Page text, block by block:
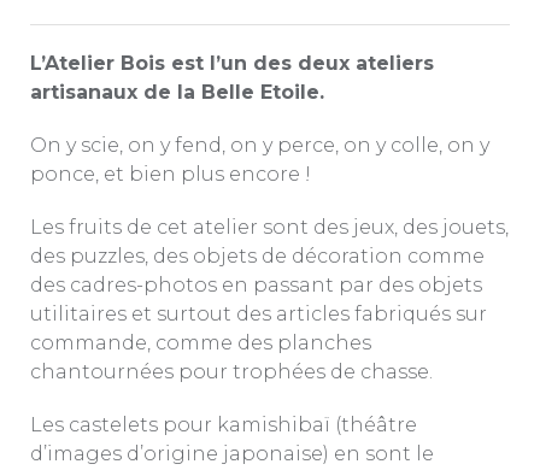
L’Atelier Bois est l’un des deux ateliers
artisanaux de la Belle Etoile.
On y scie, on y fend, on y perce, on y colle, on y
ponce, et bien plus encore !
Les fruits de cet atelier sont des jeux, des jouets,
des puzzles, des objets de décoration comme
des cadres-photos en passant par des objets
utilitaires et surtout des articles fabriqués sur
commande, comme des planches
chantournées pour trophées de chasse.
Les castelets pour kamishibaï (théâtre
d’images d’origine japonaise) en sont le